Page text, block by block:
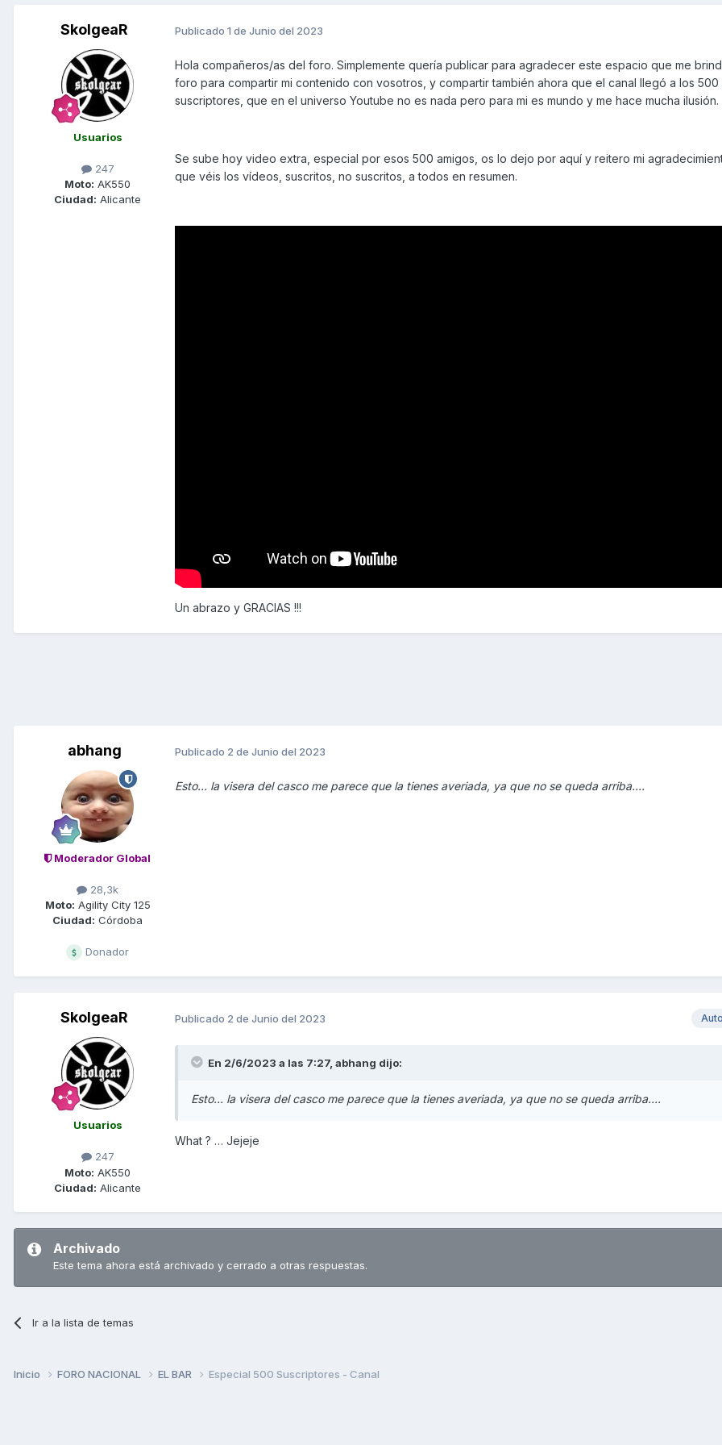
SkolgeaR
Usuarios
247
Moto: AK550
Ciudad: Alicante
Publicado 1 de Junio del 2023
Hola compañeros/as del foro. Simplemente quería publicar para agradecer este espacio que me
foro para compartir mi contenido con vosotros, y compartir también ahora que el canal llegó a los 500
suscriptores, que en el universo Youtube no es nada pero para mi es mundo y me hace mucha ilusión.
Se sube hoy video extra, especial por esos 500 amigos, os lo dejo por aquí y reitero mi
que véis los vídeos, suscritos, no suscritos, a todos en resumen.
Un abrazo y GRACIAS !!!
abhang
Moderador Global
28,3k
Moto: Agility City 125
Ciudad: Córdoba
Donador
Publicado 2 de Junio del 2023
Esto... la visera del casco me parece que la tienes averiada, ya que no se queda arriba....
SkolgeaR
Usuarios
247
Moto: AK550
Ciudad: Alicante
Publicado 2 de Junio del 2023
En 2/6/2023 a las 7:27, abhang dijo:
Esto... la visera del casco me parece que la tienes averiada, ya que no se queda arriba....
What ? … Jejeje
Archivado
Este tema ahora está archivado y cerrado a otras respuestas.
Ir a la lista de temas
Inicio FORO NACIONAL EL BAR Especial 500 Suscriptores - Canal